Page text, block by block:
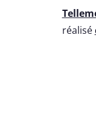
réalisé